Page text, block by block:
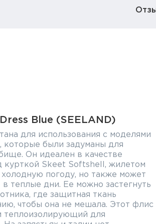
Blue (SEELAND)
для использования с моделями
которые были задуманы для
Он идеален в качестве
курткой Skeet Softshell, жилетом
погоду, но также может
в теплые дни. Ее можно застегнуть
где защитная ткань
чтобы она не мешала. Этот флис
теплоизолирующий для